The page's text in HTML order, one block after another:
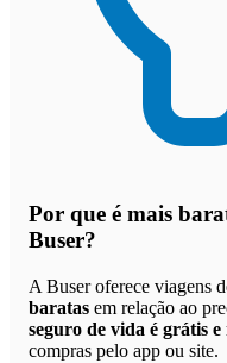
Por que é mais
Buser?
A Buser oferece viagens
baratas em relação ao
seguro de vida é grátis
compras pelo app ou site.